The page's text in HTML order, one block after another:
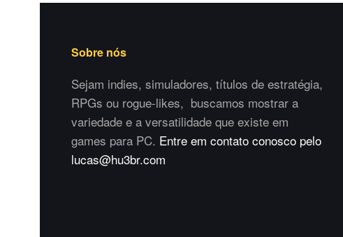
Sobre nós
Sejam indies, simuladores, títulos de estratégia,
RPGs ou rogue-likes, buscamos mostrar a
variedade e a versatilidade que existe em
games para PC. Entre em contato conosco pelo
lucas@hu3br.com